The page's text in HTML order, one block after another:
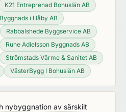
K21 Entreprenad Bohuslän AB
i Håby AB
Rabbalshede Byggservice AB
Rune Adielsson Byggnads AB
Strömstads Värme & Sanitet AB
VästerBygg I Bohuslän AB
nybyggnation av särskilt